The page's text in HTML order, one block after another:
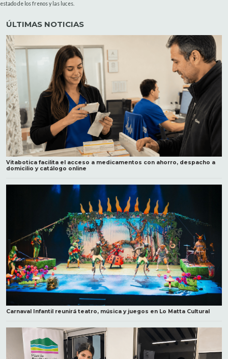
estado de los frenos y las luces.
ÚLTIMAS NOTICIAS
Vitabotica facilita el acceso a medicamentos con ahorro, despacho a
domicilio y catálogo online
Carnaval Infantil reunirá teatro, música y juegos en Lo Matta Cultural